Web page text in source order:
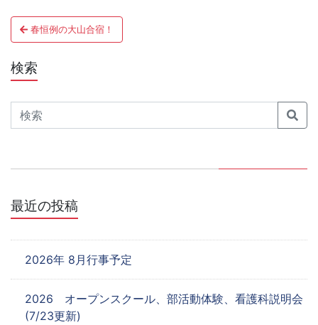
投
稿
ナ
ビ
ゲ
シ
ョ
春恒例の大山合宿！
検索
Search
最近の投稿
2026年 8月行事予定
2026 オープンスクール、部活動体験、看護科説明会
(7/23更新)